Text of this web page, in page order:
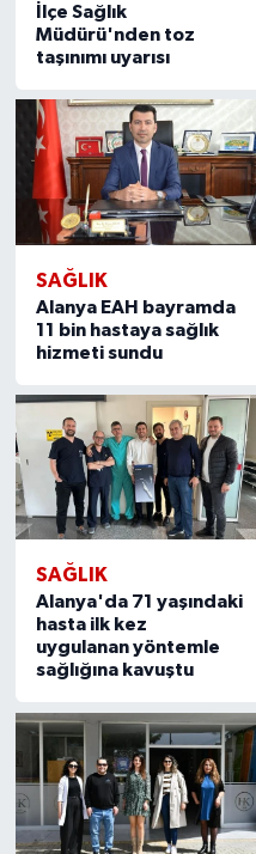
İlçe Sağlık
Müdürü'nden toz
taşınımı uyarısı
SAĞLIK
Alanya EAH bayramda
11 bin hastaya sağlık
hizmeti sundu
SAĞLIK
Alanya'da 71 yaşındaki
hasta ilk kez
uygulanan yöntemle
sağlığına kavuştu